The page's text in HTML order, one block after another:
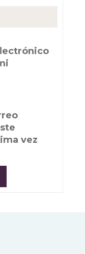
vez